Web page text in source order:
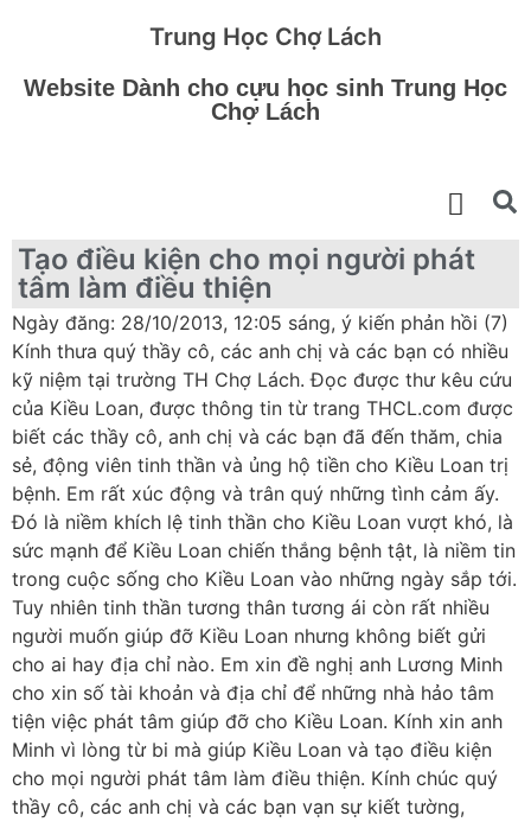
Trung Học Chợ Lách
Website Dành cho cựu học sinh Trung Học
Chợ Lách
Tạo điều kiện cho mọi người phát
tâm làm điều thiện
Ngày đăng: 28/10/2013, 12:05 sáng, ý kiến phản hồi (7)
Kính thưa quý thầy cô, các anh chị và các bạn có nhiều
kỹ niệm tại trường TH Chợ Lách. Đọc được thư kêu cứu
của Kiều Loan, được thông tin từ trang THCL.com được
biết các thầy cô, anh chị và các bạn đã đến thăm, chia
sẻ, động viên tinh thần và ủng hộ tiền cho Kiều Loan trị
bệnh. Em rất xúc động và trân quý những tình cảm ấy.
Đó là niềm khích lệ tinh thần cho Kiều Loan vượt khó, là
sức mạnh để Kiều Loan chiến thắng bệnh tật, là niềm tin
trong cuộc sống cho Kiều Loan vào những ngày sắp tới.
Tuy nhiên tinh thần tương thân tương ái còn rất nhiều
người muốn giúp đỡ Kiều Loan nhưng không biết gửi
cho ai hay địa chỉ nào. Em xin đề nghị anh Lương Minh
cho xin số tài khoản và địa chỉ để những nhà hảo tâm
tiện việc phát tâm giúp đỡ cho Kiều Loan. Kính xin anh
Minh vì lòng từ bi mà giúp Kiều Loan và tạo điều kiện
cho mọi người phát tâm làm điều thiện. Kính chúc quý
thầy cô, các anh chị và các bạn vạn sự kiết tường,